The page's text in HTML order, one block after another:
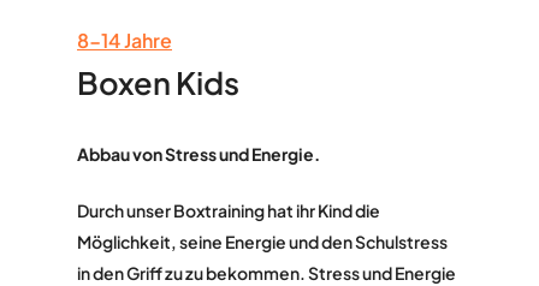
8-14 Jahre
Boxen Kids
Abbau von Stress und Energie.
Durch unser Boxtraining hat ihr Kind die
Möglichkeit, seine Energie und den Schulstress
in den Griff zu zu bekommen. Stress und Energie